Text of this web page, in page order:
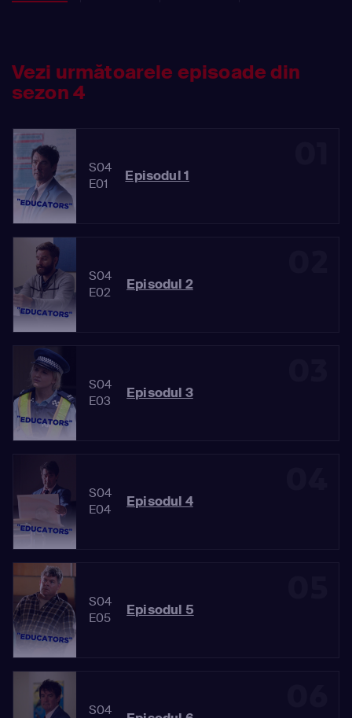
Vezi următoarele episoade din
sezon 4
S04
E01
Episodul 1
S04
E02
Episodul 2
S04
E03
Episodul 3
S04
E04
Episodul 4
S04
E05
Episodul 5
S04